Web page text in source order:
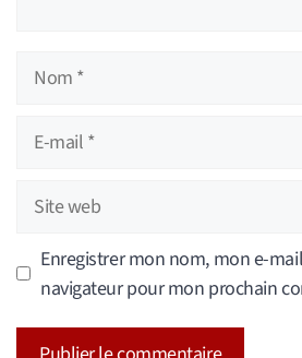
Nom
Site
web
Enregistrer mon nom, mon e-
navigateur pour mon prochain